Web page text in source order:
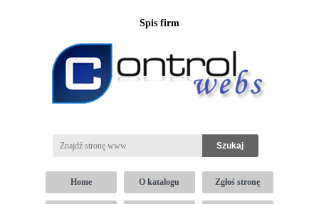
Spis firm
Home O katalogu Zgłoś stronę